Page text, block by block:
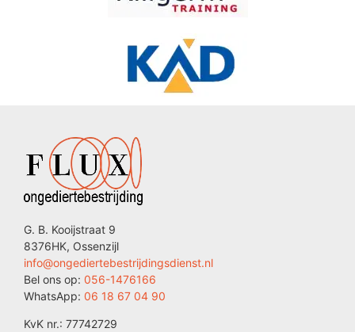
G. B. Kooijstraat 9
8376HK, Ossenzijl
info@ongediertebestrijdingsdienst.nl
Bel ons op: 056-1476166
WhatsApp: 06 18 67 04 90
KvK nr.: 77742729